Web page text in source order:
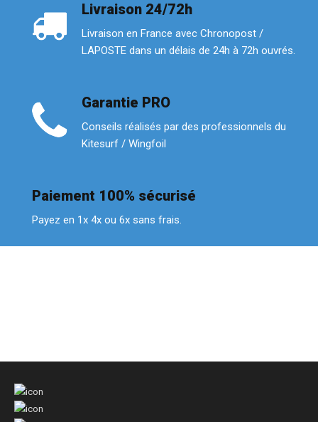
Livraison 24/72h
Livraison en France avec Chronopost /
LAPOSTE dans un délais de 24h à 72h ouvrés.
Garantie PRO
Conseils réalisés par des professionnels du
Kitesurf / Wingfoil
Paiement 100% sécurisé
Payez en 1x 4x ou 6x sans frais.